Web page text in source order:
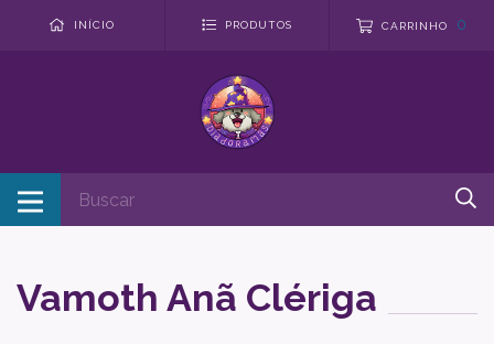
INÍCIO PRODUTOS CARRINHO 0
Vamoth Anã Clériga